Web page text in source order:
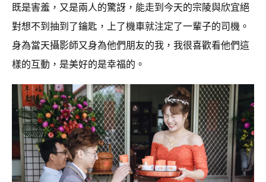
既是害羞，又是兩人的驚訝，能走到今天的宗陵與欣宜絕
對想不到抽到了鑰匙，上了機車就注定了一輩子的司機。
身為當天攝影師又身為他們朋友的我，我很喜歡看他們這
樣的互動，是美好的是幸福的。